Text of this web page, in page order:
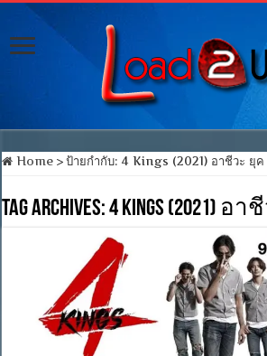
Home > ป้ายกำกับ:4 Kings (2021) อาชีวะ ยุค
Tag Archives:4 Kings (2021) อา